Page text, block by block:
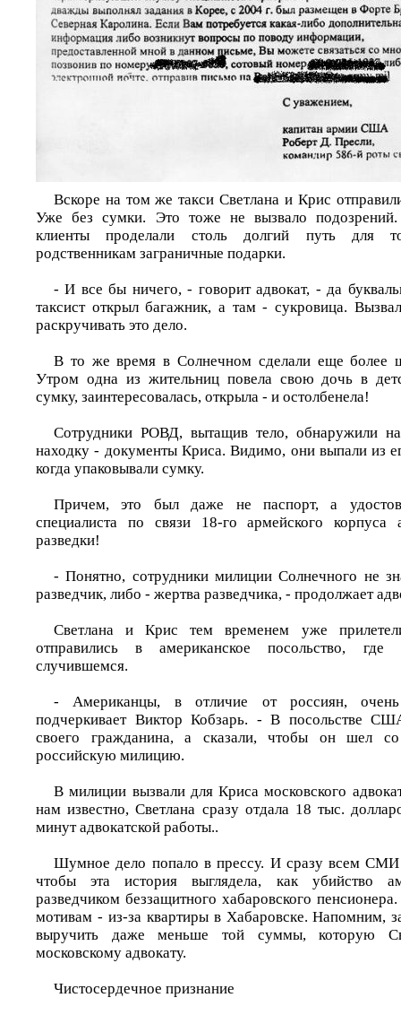
Вскоре на том же такси Светлана и Крис
Уже без сумки. Это тоже не вызвало
клиенты проделали столь долгий путь для
родственникам заграничные подарки.
- И все бы ничего, - говорит адвокат, - да
таксист открыл багажник, а там - сукровица.
раскручивать это дело.
В то же время в Солнечном сделали еще более
Утром одна из жительниц повела свою дочь в
сумку, заинтересовалась, открыла - и остолбенела!
Сотрудники РОВД, вытащив тело, обнаружили
находку - документы Криса. Видимо, они выпали из
когда упаковывали сумку.
Причем, это был даже не паспорт, а
специалиста по связи 18-го армейского корпуса
разведки!
- Понятно, сотрудники милиции Солнечного не
разведчик, либо - жертва разведчика, - продолжает
Светлана и Крис тем временем уже
отправились в американское посольство,
случившемся.
- Американцы, в отличие от россиян,
подчеркивает Виктор Кобзарь. - В посольстве
своего гражданина, а сказали, чтобы он шел
российскую милицию.
В милиции вызвали для Криса московского
нам известно, Светлана сразу отдала 18 тыс.
минут адвокатской работы..
Шумное дело попало в прессу. И сразу всем СМИ
чтобы эта история выглядела, как убийство
разведчиком беззащитного хабаровского
мотивам - из-за квартиры в Хабаровске. Напомним,
выручить даже меньше той суммы, которую
московскому адвокату.
Чистосердечное признание